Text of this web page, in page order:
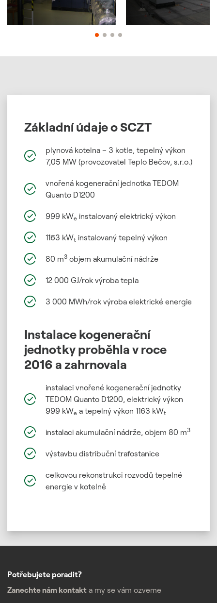
Základní údaje o SCZT
plynová kotelna – 3 kotle, tepelný výkon
7,05 MW (provozovatel Teplo Bečov, s.r.o.)
vnořená kogenerační jednotka TEDOM
Quanto D1200
999 kWe instalovaný elektrický výkon
1163 kWt instalovaný tepelný výkon
80 m3 objem akumulační nádrže
12 000 GJ/rok výroba tepla
3 000 MWh/rok výroba elektrické energie
Instalace kogenerační
jednotky proběhla v roce
2016 a zahrnovala
instalaci vnořené kogenerační jednotky
TEDOM Quanto D1200, elektrický výkon
999 kWe a tepelný výkon 1163 kWt
instalaci akumulační nádrže, objem 80 m3
výstavbu distribuční trafostanice
celkovou rekonstrukci rozvodů tepelné
energie v kotelně
Potřebujete poradit?
Zanechte nám kontakt a my se vám ozveme